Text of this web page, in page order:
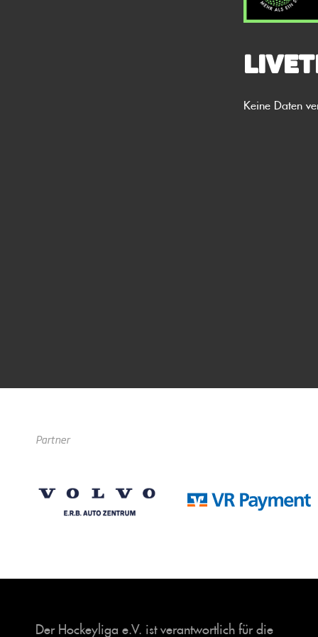
Keine Daten
Partner
Der Hockeyliga e.V. ist verantwortlich für die